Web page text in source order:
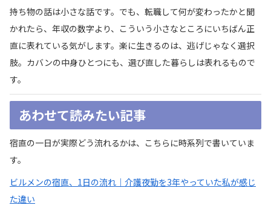
持ち物の話は小さな話です。でも、転職して何が変わったかと聞
かれたら、年収の数字より、こういう小さなところにいちばん正
直に表れている気がします。楽に生きるのは、逃げじゃなく選択
肢。カバンの中身ひとつにも、選び直した暮らしは表れるもので
す。
あわせて読みたい記事
宿直の一日が実際どう流れるかは、こちらに時系列で書いていま
す。
ビルメンの宿直、1日の流れ｜介護夜勤を3年やっていた私が感じ
た違い